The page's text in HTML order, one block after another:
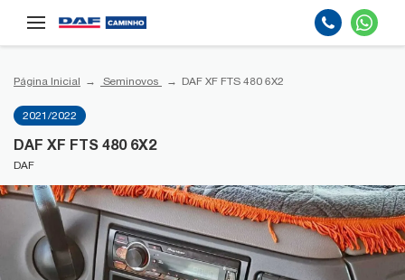
Página Inicial Seminovos DAF XF FTS 480 6X2
2021/2022
DAF XF FTS 480 6X2
DAF